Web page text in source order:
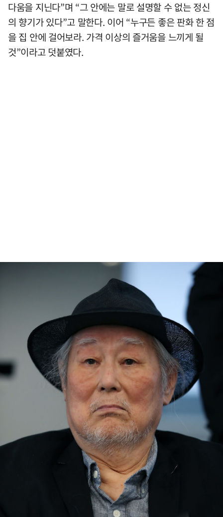
다움을 지닌다”며 “그 안에는 말로 설명할 수 없는 정신
의 향기가 있다”고 말한다. 이어 “누구든 좋은 판화 한 점
을 집 안에 걸어보라. 가격 이상의 즐거움을 느끼게 될
것”이라고 덧붙였다.